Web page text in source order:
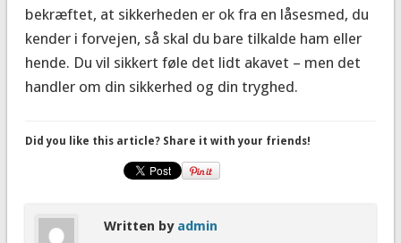
bekræftet, at sikkerheden er ok fra en låsesmed, du
kender i forvejen, så skal du bare tilkalde ham eller
hende. Du vil sikkert føle det lidt akavet – men det
handler om din sikkerhed og din tryghed.
Did you like this article? Share it with your friends!
Written by admin